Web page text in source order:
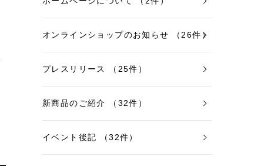
オンラインショップのお知らせ （26件）
プレスリリース （25件）
新商品のご紹介 （32件）
イベント後記 （32件）